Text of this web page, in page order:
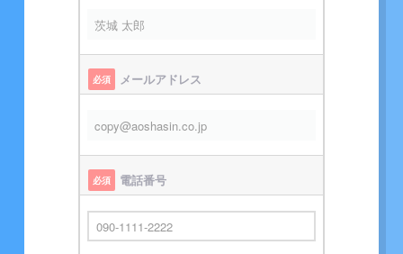
必須 メールアドレス
必須 電話番号